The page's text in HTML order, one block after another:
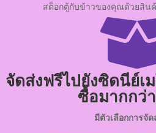
สต็อกตู้กับข้าวของคุณด้วยสิน
จัดส่งฟรีไปยังซิดนีย์เ
ซื้อมากกว่
มีตัวเลือกการจั